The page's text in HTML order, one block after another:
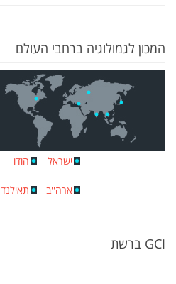
המכון לגמולוגיה ברחבי העולם
ישראל הודו
ארה''ב תאילנד
GCI ברשת